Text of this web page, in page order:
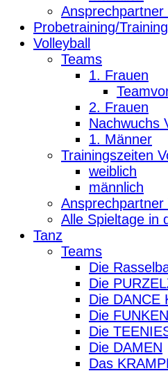
Ansprechpartner
Probetraining/
Volleyball
Teams
1. Frauen
2. Frauen
Nachwuchs
1. Männer
Trainingszeiten
weiblich
männlich
Ansprechpartner
Alle Spieltage in
Tanz
Teams
Die
Die
Die DANCE
Die FUNKEN
Die
Die DAMEN
Das